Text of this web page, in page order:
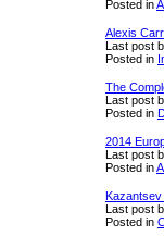
Posted in
Alexis
Last post
Posted in
The
Last post
Posted in
2014
Last post
Posted in
Last post
Posted in